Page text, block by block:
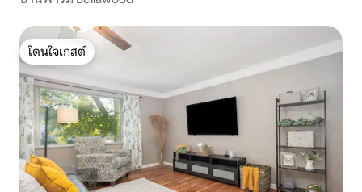
โดนใจเกสต์
โดนใจเกสต์